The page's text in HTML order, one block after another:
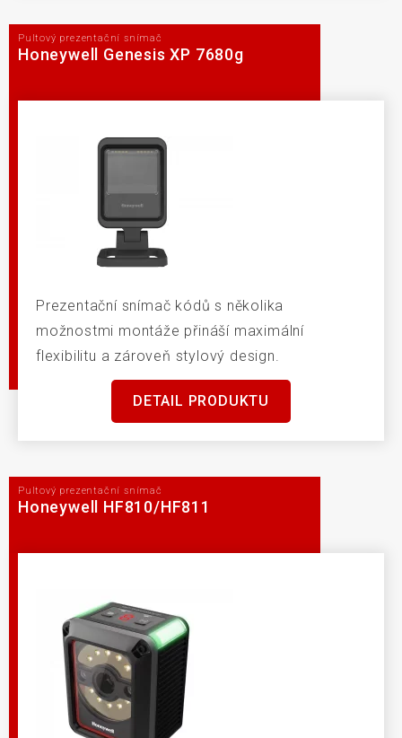
Pultový prezentační snímač
Honeywell Genesis XP 7680g
Prezentační snímač kódů s několika
možnostmi montáže přináší maximální
flexibilitu a zároveň stylový design.
DETAIL PRODUKTU
Pultový prezentační snímač
Honeywell HF810/HF811